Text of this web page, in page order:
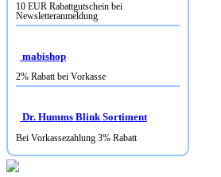
10 EUR Rabattgutschein bei
Newsletteranmeldung
mabishop
2% Rabatt bei Vorkasse
Dr. Humms Blink Sortiment
Bei Vorkassezahlung 3% Rabatt